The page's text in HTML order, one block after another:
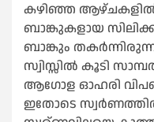
കഴിഞ്ഞ ആഴ്ചകളിൽ
ബാങ്കുകളായ
ബാങ്കും
സ്വിസ്സില്‍ കൂടി
ആഗോള ഓഹരി
ഇതോടെ